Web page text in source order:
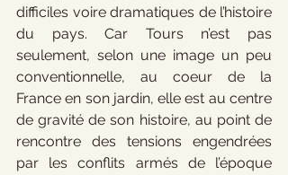
difficiles voire dramatiques de l’histoire
du pays. Car Tours n’est pas
seulement, selon une image un peu
conventionnelle, au coeur de la
France en son jardin, elle est au centre
de gravité de son histoire, au point de
rencontre des tensions engendrées
par les conflits armés de l’époque